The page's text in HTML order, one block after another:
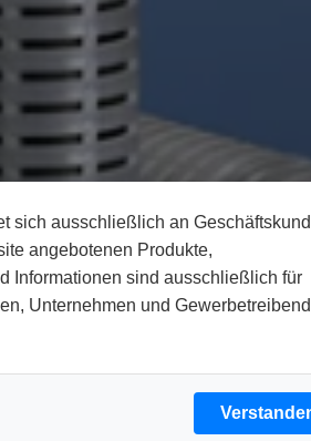
sich ausschließlich an
angebotenen Produkte,
Informationen sind ausschließlich für
Unternehmen und